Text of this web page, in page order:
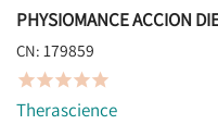
PHYSIOMANCE ACCION
CN: 179859

Therascience